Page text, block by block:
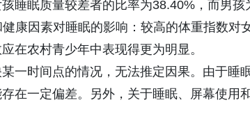
睡眠质量较差者的比率为38.40%，而男孩
康因素对睡眠的影响：较高的体重指数对
在农村青少年中表现得更为明显。
一时间点的情况，无法推定因果。由于睡
在一定偏差。另外，关于睡眠、屏幕使用